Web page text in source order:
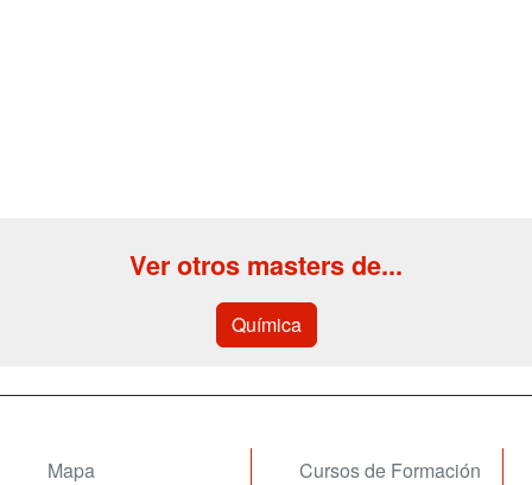
Ver otros masters de...
Química
Mapa
Cursos de Formación